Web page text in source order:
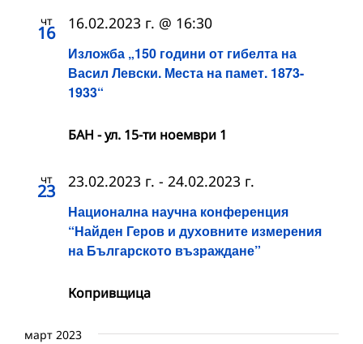
чт
16
Изложба „150 години от гибелта на
Васил Левски. Места на памет. 1873-
1933“
16.02.2023 г. @ 16:30
БАН - ул. 15-ти ноември 1
чт
23
Национална научна конференция
“Найден Геров и духовните измерения
на Българското възраждане”
23.02.2023 г. - 24.02.2023 г.
Копривщица
март 2023